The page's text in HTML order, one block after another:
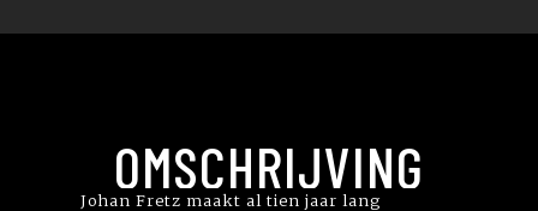
OMSCHRIJVING
Johan Fretz maakt al tien jaar lang